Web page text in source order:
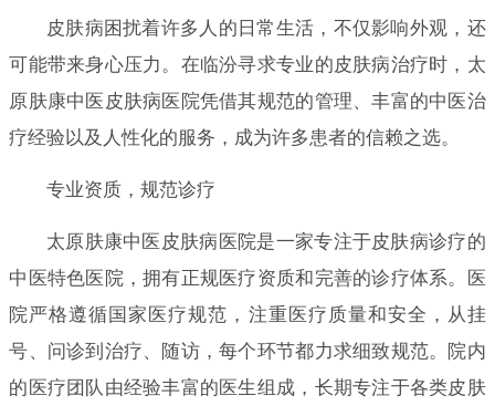
皮肤病困扰着许多人的日常生活，不仅影响外观，还
可能带来身心压力。在临汾寻求专业的皮肤病治疗时，太
原肤康中医皮肤病医院凭借其规范的管理、丰富的中医治
疗经验以及人性化的服务，成为许多患者的信赖之选。
专业资质，规范诊疗
太原肤康中医皮肤病医院是一家专注于皮肤病诊疗的
中医特色医院，拥有正规医疗资质和完善的诊疗体系。医
院严格遵循国家医疗规范，注重医疗质量和安全，从挂
号、问诊到治疗、随访，每个环节都力求细致规范。院内
的医疗团队由经验丰富的医生组成，长期专注于各类皮肤